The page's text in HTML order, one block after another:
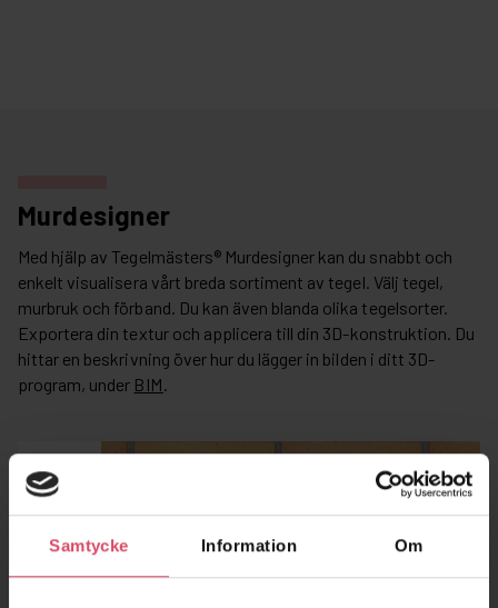
Samtycke Information Om
Murdesigner
Med hjälp av Tegelmästers® Murdesigner kan du snabbt och
enkelt visualisera vårt breda sortiment av tegel. Välj tegel,
murbruk och förband. Du kan även blanda olika tegelsorter.
Exportera din textur och applicera till din 3D-konstruktion. Du
hittar en beskrivning över hur du lägger in bilden i ditt 3D-
program, under BIM.